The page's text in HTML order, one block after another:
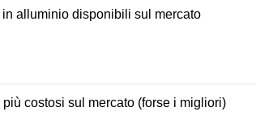
alluminio disponibili sul mercato
costosi sul mercato (forse i migliori)